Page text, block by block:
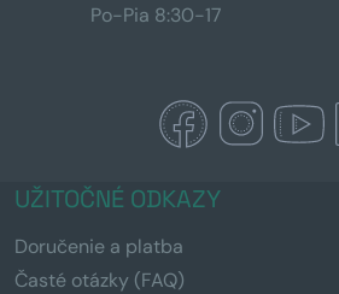
Po-Pia 8:30-17
UŽITOČNÉ ODKAZY
Doručenie a platba
Časté otázky (FAQ)